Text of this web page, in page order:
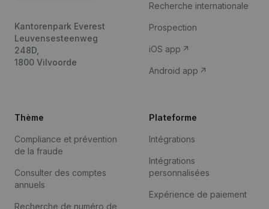
Kantorenpark Everest
Leuvensesteenweg
248D,
1800 Vilvoorde
Recherche internationale
Prospection
iOS app
Android app
Thème
Compliance et prévention
de la fraude
Consulter des comptes
annuels
Recherche de numéro de
Plateforme
Intégrations
Intégrations
personnalisées
Expérience de paiement